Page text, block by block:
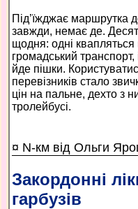
Під’їжджає маршрутка
завжди, немає де.
щодня: одні
громадський транспорт,
йде пішки.
перевізників стало
цін на пальне, дехто з
тролейбусі.
¤ N-км від Ольги
Закордонні
гарбузів